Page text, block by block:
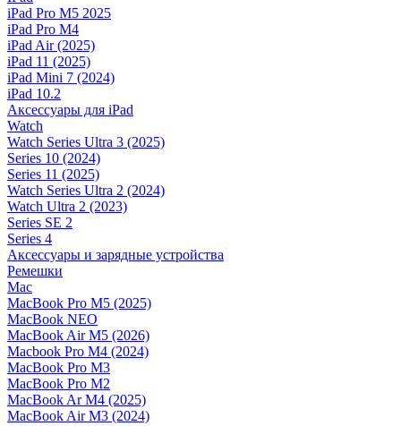
iPad Pro M5 2025
iPad Pro M4
iPad Air (2025)
iPad 11 (2025)
iPad Mini 7 (2024)
iPad 10.2
Аксессуары для iPad
Watch
Watch Series Ultra 3 (2025)
Series 10 (2024)
Series 11 (2025)
Watch Series Ultra 2 (2024)
Watch Ultra 2 (2023)
Series SE 2
Series 4
Аксессуары и зарядные устройства
Ремешки
Mac
MacBook Pro M5 (2025)
MacBook NEO
MacBook Air M5 (2026)
Macbook Pro M4 (2024)
MacBook Pro M3
MacBook Pro M2
MacBook Ar M4 (2025)
MacBook Air M3 (2024)